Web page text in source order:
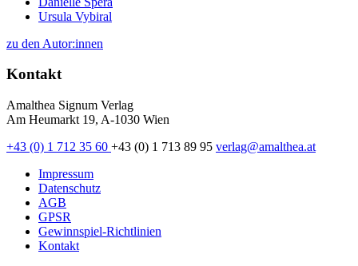
Ursula Vybiral
zu den Autor:innen
Kontakt
Amalthea Signum Verlag
Am Heumarkt 19, A-1030 Wien
+43 (0) 1 712 35 60 +43 (0) 1 713 89 95 verlag@amalthea.at
Impressum
Datenschutz
AGB
GPSR
Gewinnspiel-Richtlinien
Kontakt